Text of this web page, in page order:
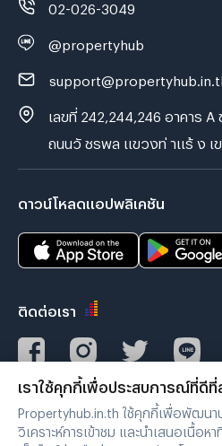
02-026-3049
@propertyhub
เลขที่ 242,244,246 อาคาร A
ถนนวั ชรพล แขวงท่ าแร้ ง เ
ดาวน์โหลดแอปพลิเคชัน
ติดต่อเรา
เราใช้คุกกี้เพื่อประสบการณ์ที่ดี
Propertyhub.in.th ใช้คุกกี้เพื่อพัฒนา
วิเคราะห์การเข้าชม และนำเสนอเนื้อห